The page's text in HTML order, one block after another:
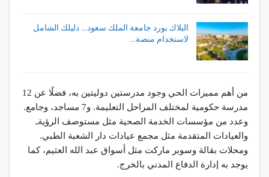
البلاك بورد جامعة الملك سعود… دليلك الشامل
لاستخدام منصة…
من أهم مميزات الحي وجود مدرستين دوليتين به، فضلًا عن 12
مدرسة حكومية لمختلف المراحل التعليمة. و7 مساجد، وجامع.
وعدد من مؤسسات الخدمة الصحية مثل مستوصف الرؤيةـ
والعيادات المتقدمة مثل مجمع عيادات دار الشعبة الطبي.
ومحلات بقالة وسوبر ماركت مثل أسواق عبد الله العثيم، كما
يوجد به إدارة الدفاع المدني بالخرج.